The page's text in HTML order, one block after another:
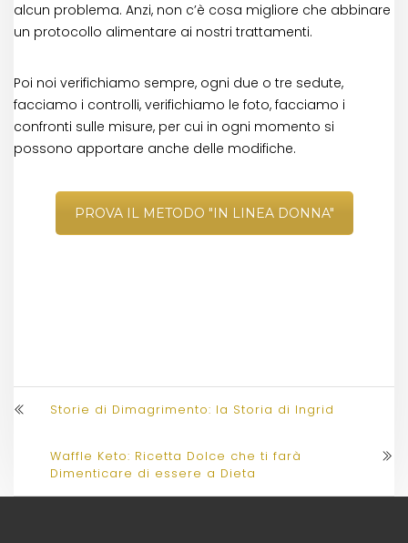
alcun problema. Anzi, non c’è cosa migliore che abbinare
un protocollo alimentare ai nostri trattamenti.
Poi noi verifichiamo sempre, ogni due o tre sedute,
facciamo i controlli, verifichiamo le foto, facciamo i
confronti sulle misure, per cui in ogni momento si
possono apportare anche delle modifiche.
PROVA IL METODO "IN LINEA DONNA"
Storie di Dimagrimento: la Storia di Ingrid
Waffle Keto: Ricetta Dolce che ti farà
Dimenticare di essere a Dieta